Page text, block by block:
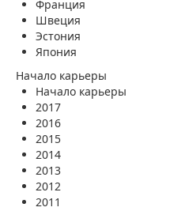
Франция
Швеция
Эстония
Япония
Начало карьеры
Начало карьеры
2017
2016
2015
2014
2013
2012
2011